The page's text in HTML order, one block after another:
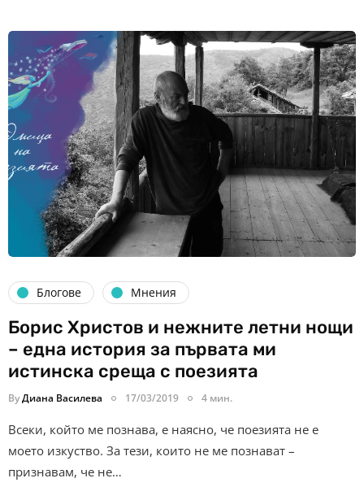
Блогове Мнения
Борис Христов и нежните летни нощи
– една история за първата ми
истинска среща с поезията
ByДиана Василева 17/03/2019 4 мин.
Всеки, който ме познава, е наясно, че поезията не е
моето изкуство. За тези, които не ме познават –
признавам, че не…